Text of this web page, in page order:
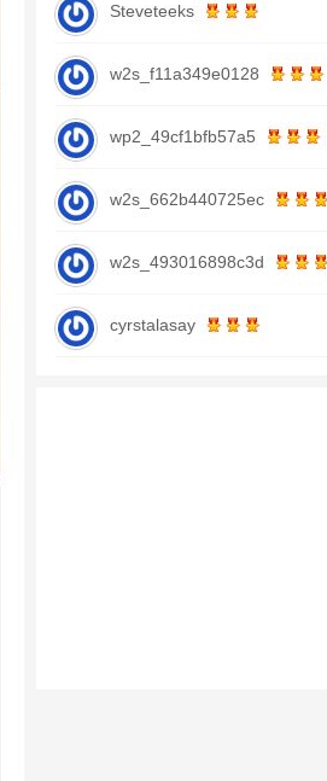
Steveteeks
w2s_f11a349e0128
wp2_49cf1bfb57a5
w2s_662b440725ec
w2s_493016898c3d
cyrstalasay